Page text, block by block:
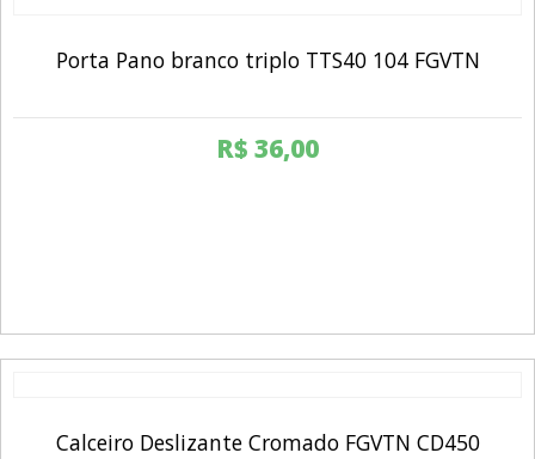
Porta Pano branco triplo TTS40 104 FGVTN
R$ 36,00
Calceiro Deslizante Cromado FGVTN CD450